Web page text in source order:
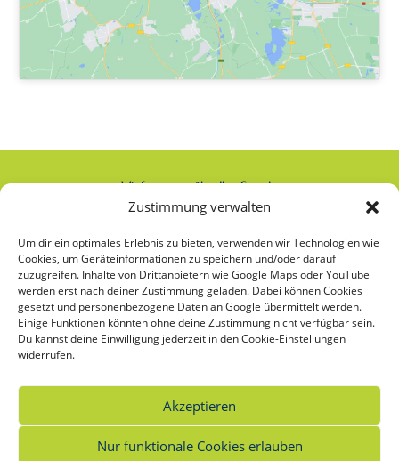
Zustimmung verwalten
Um dir ein optimales Erlebnis zu bieten, verwenden wir Technologien wie
Cookies, um Geräteinformationen zu speichern und/oder darauf
zuzugreifen. Inhalte von Drittanbietern wie Google Maps oder YouTube
werden erst nach deiner Zustimmung geladen. Dabei können Cookies
gesetzt und personenbezogene Daten an Google übermittelt werden.
Einige Funktionen könnten ohne deine Zustimmung nicht verfügbar sein.
Du kannst deine Einwilligung jederzeit in den Cookie-Einstellungen
widerrufen.
Akzeptieren
Nur funktionale Cookies erlauben
Wir freuen uns über Ihre Spende:
IBAN: AT74 2020 2000 0000 2063
Was bedeutet das Sternchen bei
Frauen*?
verstehen oder als Frau* sozialisiert wurden. Das Sternchen bei Frauen*soll die
Vielfalt der möglichen Bedeutungen und Identitäten von Frauen* sichtbar